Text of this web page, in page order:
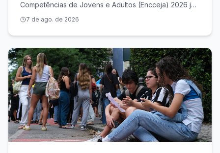
Competências de Jovens e Adultos (Encceja) 2026 já
próximo dia 23, no Sistema Encceja Na Página do
Participante, os inscritos também podem
7 de ago. de 2026